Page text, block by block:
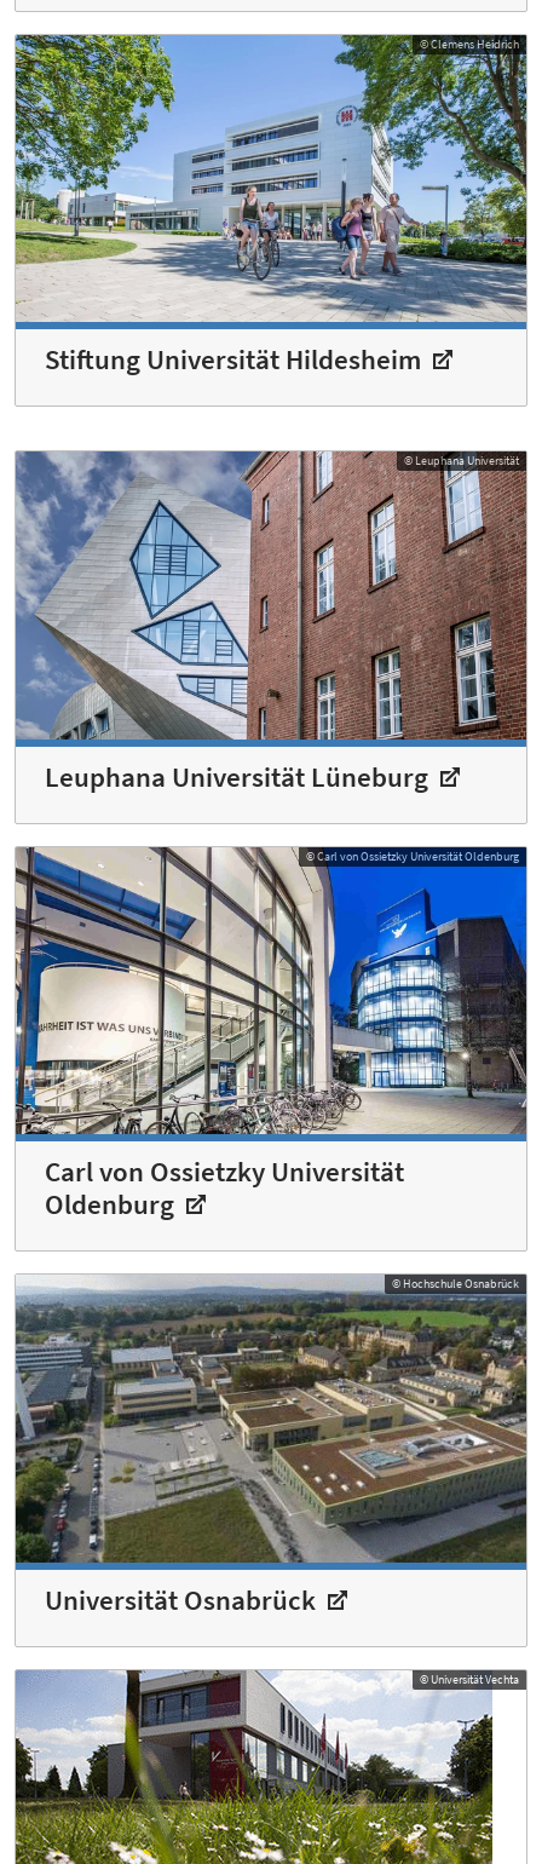
© Clemens Heidrich
Stiftung Universität Hildesheim
© Leuphana Universität
Leuphana Universität Lüneburg
© Carl von Ossietzky Universität Oldenburg
Carl von Ossietzky Universität
Oldenburg
© Hochschule Osnabrück
Universität Osnabrück
© Universität Vechta